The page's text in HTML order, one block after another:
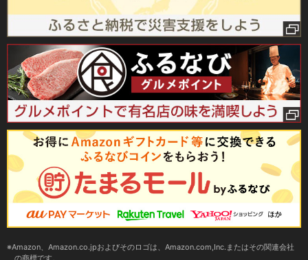
Amazon、Amazon.co.jpおよびそのロゴは、Amazon.com,Inc.またはその関連会社